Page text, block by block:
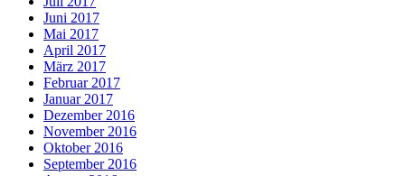
Juni 2017
Mai 2017
April 2017
März 2017
Februar 2017
Januar 2017
Dezember 2016
November 2016
Oktober 2016
September 2016